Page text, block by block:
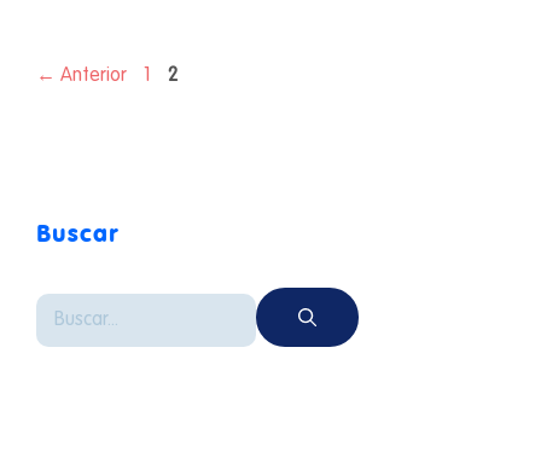
← Anterior 2
Buscar